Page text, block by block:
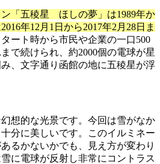
「五稜星 ほしの夢」は1989年か
年12月1日から2017年2月28日ま
タート時から市民や企業の一口500
で続けられ、約2000個の電球が星
、文字通り函館の地に五稜星が浮
想的な光景です。今回は雪がなか
分に美しいです。このイルミネー
るかないかでも、見え方が変わり
に電球が反射し非常にコントラス